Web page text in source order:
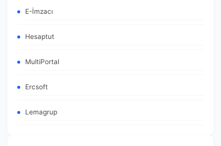
E-İmzacı
Hesaptut
MultiPortal
Ercsoft
Lemagrup